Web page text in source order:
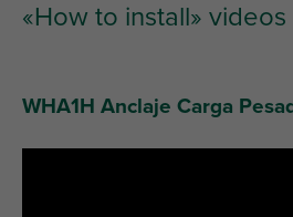
«How to install» videos
WHA1H Anclaje Carga